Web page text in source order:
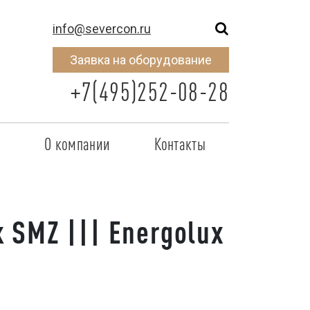
info@severcon.ru
Заявка на оборудование
+7(495)252-08-28
О компании Контакты
||| Energolux